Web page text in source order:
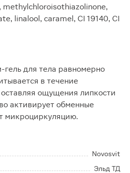
linalool, caramel, CI 19140, CI
для тела равномерно
в течение
оставляя ощущения липкости
активирует обменные
микроциркуляцию.
Novosvit
Эльд ТД